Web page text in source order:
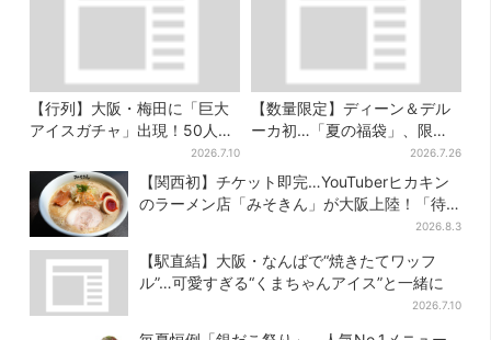
【行列】大阪・梅田に「巨大
アイスガチャ」出現！50人以
上が列…初日は即終了、残る
開催日は？
2026.7.10
【数量限定】ディーン＆デル
ーカ初…「夏の福袋」、限定
トートバッグなど！8種のアイ
テムが勢ぞろい
2026.7.26
【関西初】チケット即完…YouTuberヒカキン
のラーメン店「みそきん」が大阪上陸！「待
2026.8.3
【駅直結】大阪・なんばで“焼きたてワッフ
ル”…可愛すぎる“くまちゃんアイス”と一緒に
2026.7.10